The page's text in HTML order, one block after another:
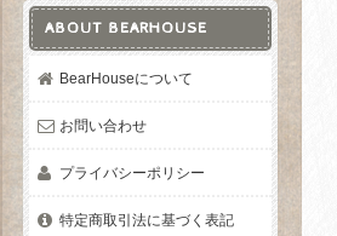
ABOUT BEARHOUSE
BearHouseについて
お問い合わせ
プライバシーポリシー
特定商取引法に基づく表記